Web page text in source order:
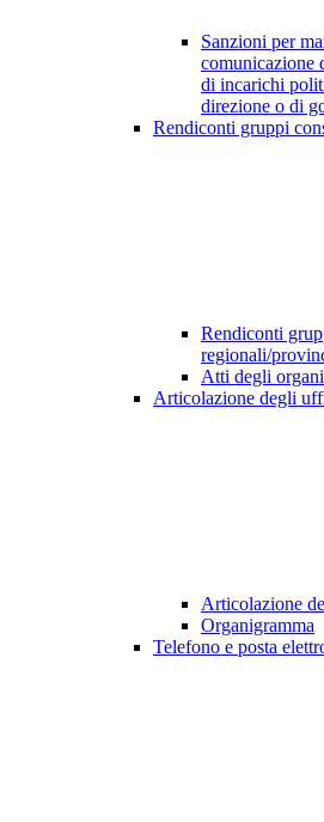
Sanzioni per
comunicazione
di incarichi
direzione o di
Rendiconti gruppi
Rendiconti
regionali/
Atti degli
Articolazione degli
Articolazione
Organigramma
Telefono e posta